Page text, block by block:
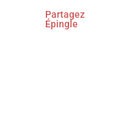
Partagez
Épingle